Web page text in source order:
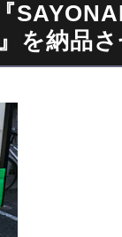
を納品